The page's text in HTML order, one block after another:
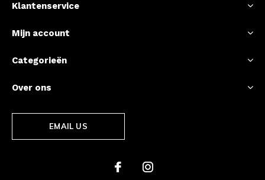
Klantenservice
Mijn account
Categorieën
Over ons
EMAIL US